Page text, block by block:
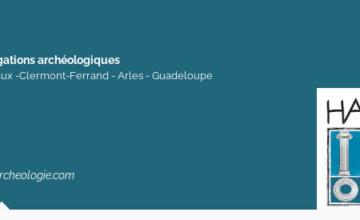
archéologiques
-Clermont-Ferrand - Arles - Guadeloupe